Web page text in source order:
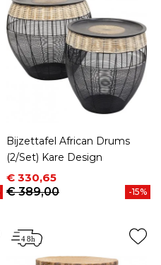
Bijzettafel African Drums
(2/Set) Kare Design
Prijs
€ 330,65
Normale prijs
€ 389,00
-15%